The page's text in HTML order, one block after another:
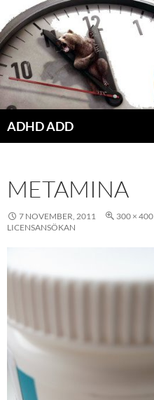
Hoppa
till
innehåll
ADHD ADD
METAMINA
7 NOVEMBER, 2011 300 × 400
LICENSANSÖKAN